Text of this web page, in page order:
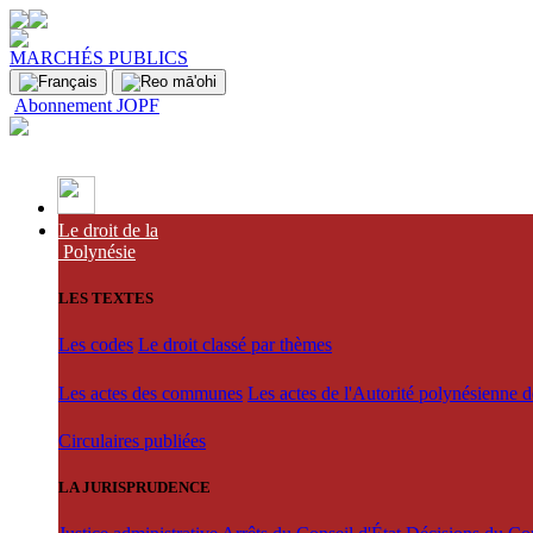
MARCHÉS PUBLICS
Abonnement JOPF
Le droit de la
Polynésie
LES TEXTES
Les codes Le droit classé par thèmes
Les actes des communes Les actes de l'Autorité polynésienne
Circulaires publiées
LA JURISPRUDENCE